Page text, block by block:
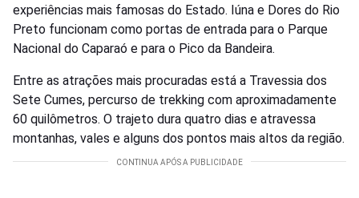
experiências mais famosas do Estado. Iúna e Dores do Rio
Preto funcionam como portas de entrada para o Parque
Nacional do Caparaó e para o Pico da Bandeira.
Entre as atrações mais procuradas está a Travessia dos
Sete Cumes, percurso de trekking com aproximadamente
60 quilômetros. O trajeto dura quatro dias e atravessa
montanhas, vales e alguns dos pontos mais altos da região.